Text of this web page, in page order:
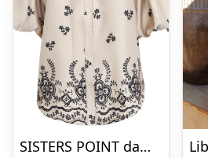
SISTERS POINT dame skjorte ELLA – Champagne Black